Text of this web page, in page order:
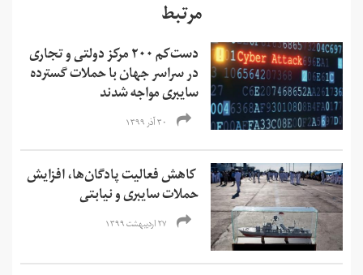
مرتبط
دست‌کم ۲۰۰ مرکز دولتی و تجاری
در سراسر جهان با حملات گسترده
سایبری مواجه شدند
۳۰ آذر ۱۳۹۹
کاهش فعالیت پادگان‌ها، افزایش‌
حملات سایبری و نیابتی
۲۷ اردیبهشت ۱۳۹۹